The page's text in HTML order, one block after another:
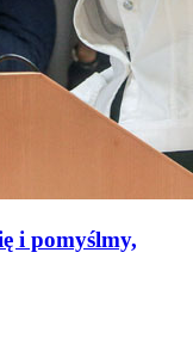
i pomyślmy,